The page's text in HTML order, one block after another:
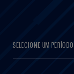
SELECIONE UM PERÍODO